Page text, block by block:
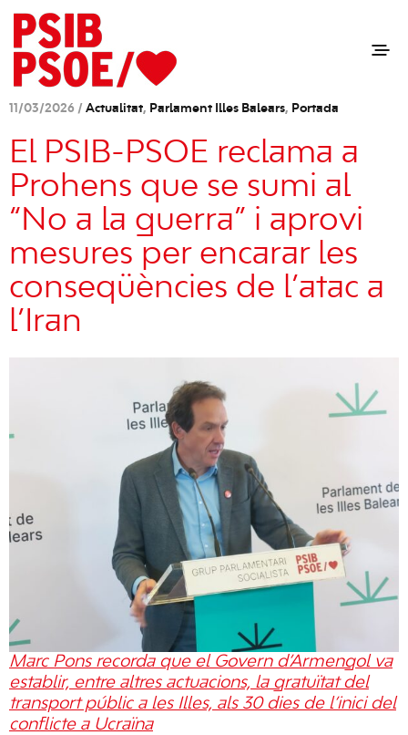
11/03/2026 / Actualitat, Parlament Illes Balears, Portada
El PSIB-PSOE reclama a
Prohens que se sumi al
“No a la guerra” i aprovi
mesures per encarar les
conseqüències de l’atac a
l’Iran
Marc Pons recorda que el Govern d’Armengol va
establir, entre altres actuacions, la gratuïtat del
transport públic a les Illes, als 30 dies de l’inici del
conflicte a Ucraïna